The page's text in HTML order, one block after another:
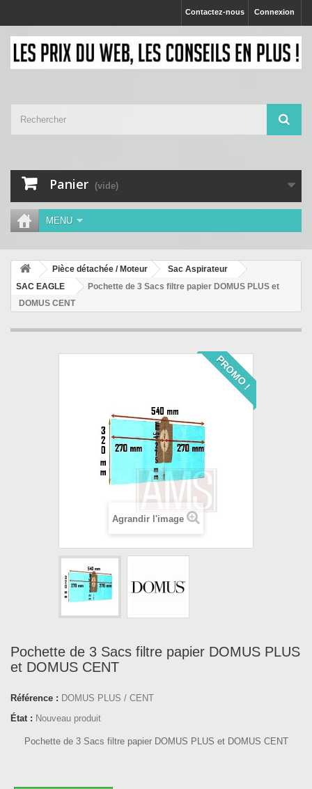
Connexion
Contactez-nous
Panier (vide)
MENU
Pièce détachée / Moteur
Sac Aspirateur
SAC EAGLE
Pochette de 3 Sacs filtre papier DOMUS PLUS et
DOMUS CENT
PROMO !
Agrandir l'image
Pochette de 3 Sacs filtre papier DOMUS PLUS
et DOMUS CENT
Référence : DOMUS PLUS / CENT
État : Nouveau produit
Pochette de 3 Sacs filtre papier DOMUS PLUS et DOMUS CENT